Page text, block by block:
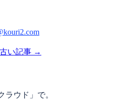
古い記事 →
ラウド」で。